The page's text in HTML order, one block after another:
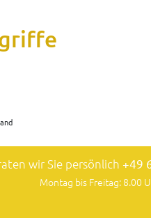
wir Sie persönlich +49
Montag bis Freitag: 8.00